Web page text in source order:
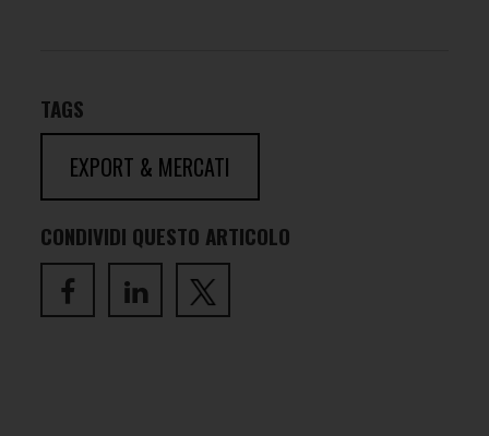
TAGS
EXPORT & MERCATI
CONDIVIDI QUESTO ARTICOLO